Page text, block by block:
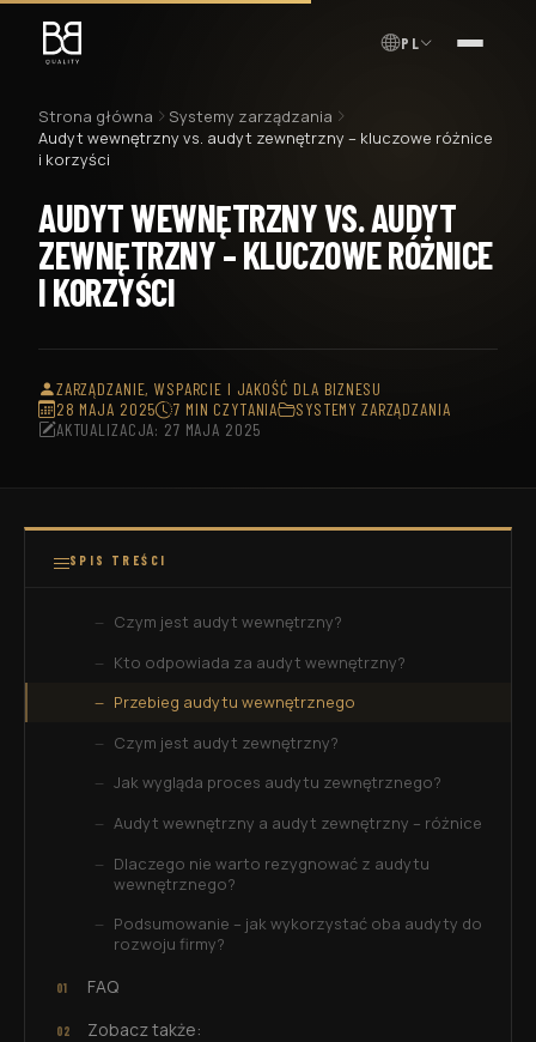
PL MENU
Strona główna
Systemy zarządzania
Audyt wewnętrzny vs. audyt zewnętrzny – kluczowe różnice
i korzyści
AUDYT WEWNĘTRZNY VS. AUDYT
ZEWNĘTRZNY – KLUCZOWE RÓŻNICE
I KORZYŚCI
ZARZĄDZANIE, WSPARCIE I JAKOŚĆ DLA BIZNESU
28 MAJA 2025
7 MIN CZYTANIA
SYSTEMY ZARZĄDZANIA
AKTUALIZACJA: 27 MAJA 2025
SPIS TREŚCI
Czym jest audyt wewnętrzny?
Kto odpowiada za audyt wewnętrzny?
Przebieg audytu wewnętrznego
Czym jest audyt zewnętrzny?
Jak wygląda proces audytu zewnętrznego?
Audyt wewnętrzny a audyt zewnętrzny – różnice
Dlaczego nie warto rezygnować z audytu
wewnętrznego?
Podsumowanie – jak wykorzystać oba audyty do
rozwoju firmy?
FAQ
Zobacz także: